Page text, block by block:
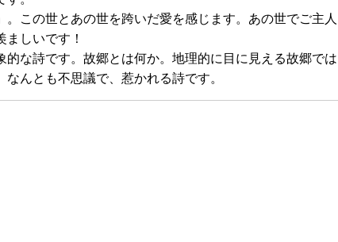
。この世とあの世を跨いだ愛を感じます。あの世でご主人
しいです！
的な詩です。故郷とは何か。地理的に目に見える故郷では
んとも不思議で、惹かれる詩です。